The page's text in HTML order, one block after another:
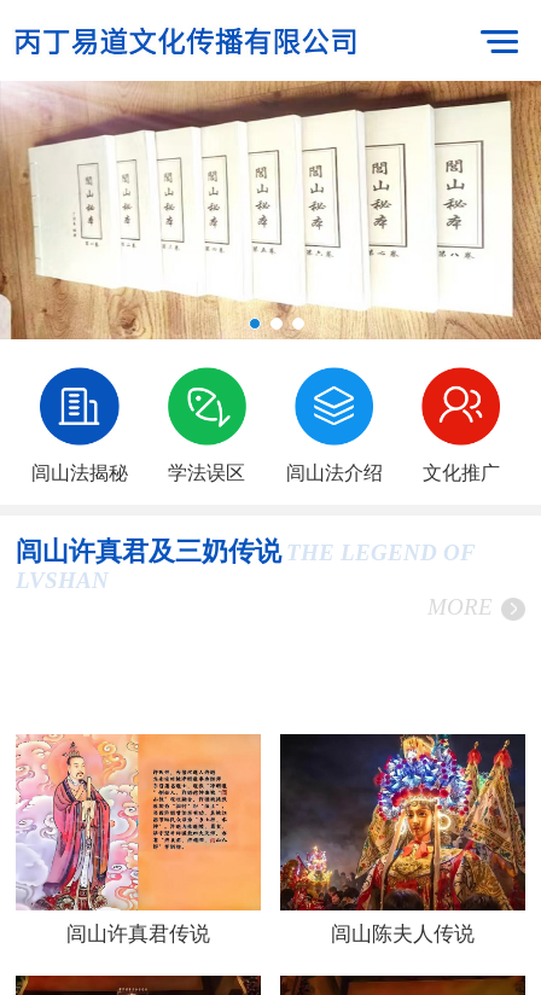
闾山法揭秘 学法误区 闾山法介绍 文化推广
闾山许真君及三奶传说 THE LEGEND OF
LVSHAN
MORE
闾山许真君传说 闾山陈夫人传说